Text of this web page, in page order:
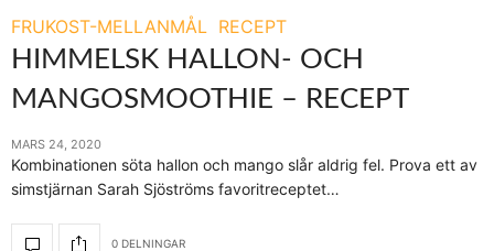
FRUKOST-MELLANMÅL RECEPT
HIMMELSK HALLON- OCH
MANGOSMOOTHIE – RECEPT
MARS 24, 2020
Kombinationen söta hallon och mango slår aldrig fel. Prova ett av
simstjärnan Sarah Sjöströms favoritreceptet…
0 DELNINGAR